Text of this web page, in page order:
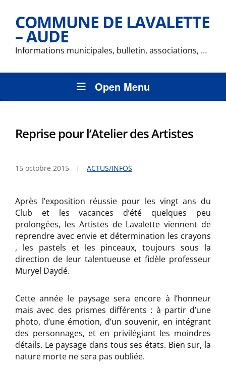
COMMUNE DE LAVALETTE
– AUDE
Informations municipales, bulletin, associations, …
Open Menu
Reprise pour l’Atelier des Artistes
15 octobre 2015 ACTUS/INFOS
Après l’exposition réussie pour les vingt ans du
Club et les vacances d’été quelques peu
prolongées, les Artistes de Lavalette viennent de
reprendre avec envie et détermination les crayons
, les pastels et les pinceaux, toujours sous la
direction de leur talentueuse et fidèle professeur
Muryel Daydé.
Cette année le paysage sera encore à l’honneur
mais avec des prismes différents : à partir d’une
photo, d’une émotion, d’un souvenir, en intégrant
des personnages, et en privilégiant les moindres
détails. Le paysage dans tous ses états. Bien sur, la
nature morte ne sera pas oubliée.